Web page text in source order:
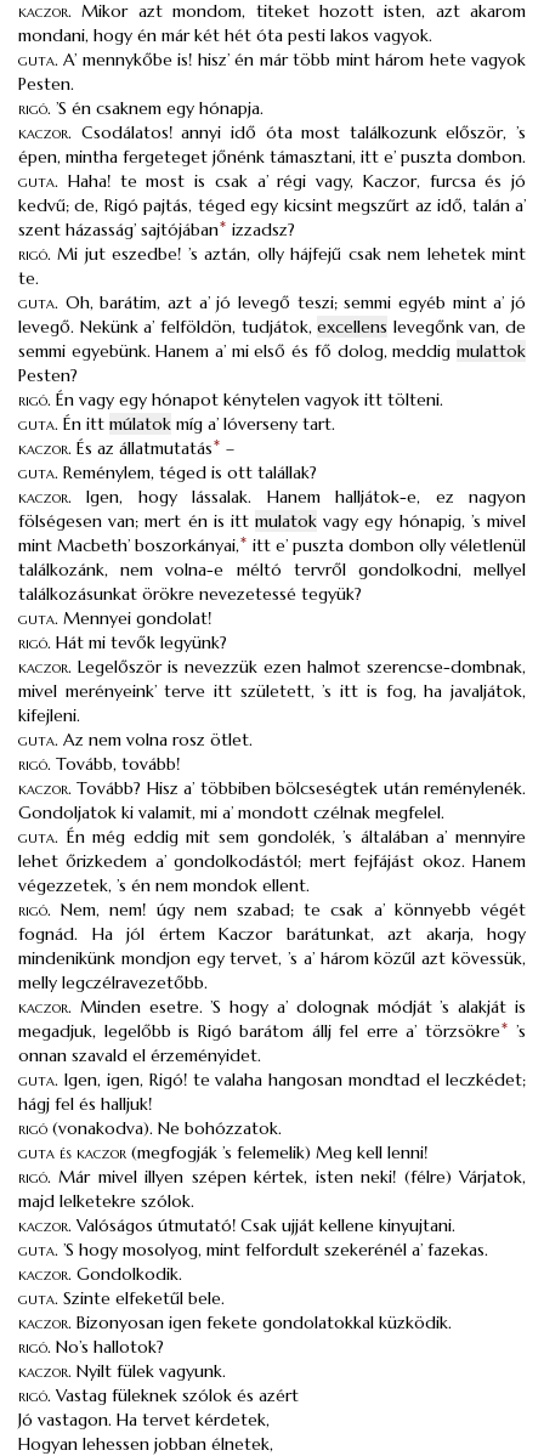
kaczor.Mikor azt mondom, titeket hozott isten, azt akarom
mondani, hogy én már két hét óta pesti lakos vagyok.
guta.A’ mennykőbe is! hisz’ én már több mint három hete vagyok
Pesten.
rigó. ’S én csaknem egy hónapja.
kaczor. Csodálatos! annyi idő óta most találkozunk először, ’s
épen, mintha fergeteget jőnénk támasztani, itt e’ puszta dombon.
guta. Haha! te most is csak a’ régi vagy, Kaczor, furcsa és jó
kedvű; de, Rigó pajtás, téged egy kicsint megszűrt az idő, talán a’
szent házasság’ sajtójában* izzadsz?
rigó.Mi jut eszedbe! ’s aztán, olly hájfejű csak nem lehetek mint
te.
guta. Oh, barátim, azt a’ jó levegő teszi; semmi egyéb mint a’ jó
levegő. Nekünk a’ felföldön, tudjátok,excellens levegőnk van, de
semmi egyebünk. Hanem a’ mi első és fő dolog, meddig mulattok
Pesten?
rigó. Én vagy egy hónapot kénytelen vagyok itt tölteni.
guta. Én itt múlatok míg a’ lóverseny tart.
kaczor. És az állatmutatás* –
guta. Reménylem, téged is ott talállak?
kaczor.Igen, hogy lássalak. Hanem halljátok-e, ez nagyon
fölségesen van; mert én is ittmulatok vagy egy hónapig, ’s mivel
mint Macbeth’ boszorkányai,* itt e’ puszta dombon olly véletlenül
találkozánk, nem volna-e méltó tervről gondolkodni, mellyel
találkozásunkat örökre nevezetessé tegyük?
guta. Mennyei gondolat!
rigó. Hát mi tevők legyünk?
kaczor. Legelőször is nevezzük ezen halmot szerencse-dombnak,
mivel merényeink’ terve itt született, ’s itt is fog, ha javaljátok,
kifejleni.
guta. Az nem volna rosz ötlet.
rigó. Tovább, tovább!
kaczor.Tovább? Hisz a’ többiben bölcseségtek után reménylenék.
Gondoljatok ki valamit, mi a’ mondott czélnak megfelel.
guta. Én még eddig mit sem gondolék, ’s általában a’ mennyire
lehet őrizkedem a’ gondolkodástól; mert fejfájást okoz. Hanem
végezzetek, ’s én nem mondok ellent.
rigó.Nem, nem! úgy nem szabad; te csak a’ könnyebb végét
fognád. Ha jól értem Kaczor barátunkat, azt akarja, hogy
mindenikünk mondjon egy tervet, ’s a’ három közűl azt kövessük,
melly legczélravezetőbb.
kaczor. Minden esetre. ’S hogy a’ dolognak módját ’s alakját is
megadjuk, legelőbb is Rigó barátom állj fel erre a’ törzsökre*
’s
onnan szavald el érzeményidet.
guta. Igen, igen, Rigó! te valaha hangosan mondtad el leczkédet;
hágj fel és halljuk!
rigó (vonakodva). Ne bohózzatok.
guta és kaczor (megfogják ’s felemelik) Meg kell lenni!
rigó.Már mivel illyen szépen kértek, isten neki! (félre) Várjatok,
majd lelketekre szólok.
kaczor. Valóságos útmutató! Csak ujját kellene kinyujtani.
guta. ’S hogy mosolyog, mint felfordult szekerénél a’ fazekas.
kaczor. Gondolkodik.
guta. Szinte elfeketűl bele.
kaczor. Bizonyosan igen fekete gondolatokkal küzködik.
rigó. No’s hallotok?
kaczor. Nyilt fülek vagyunk.
rigó. Vastag füleknek szólok és azért
Jó vastagon. Ha tervet kérdetek,
Hogyan lehessen jobban élnetek,